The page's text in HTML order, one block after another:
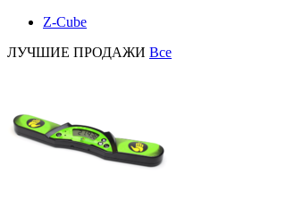
Z-Cube
ЛУЧШИЕ ПРОДАЖИ Все